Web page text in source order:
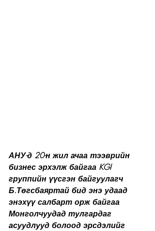
АНУ-д 20-н жил ачаа тээврийн
бизнес эрхэлж байгаа KGI
группийн үүсгэн байгуулагч
Б.Төгсбаяртай бид энэ удаад
энэхүү салбарт орж байгаа
Монголчуудад тулгардаг
асуудлууд болоод эрсдэлийг